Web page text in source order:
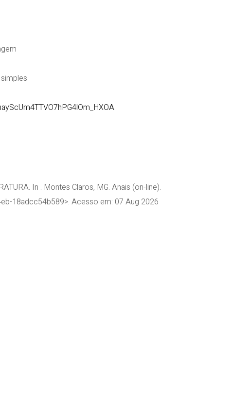
In . Montes Claros, MG. Anais (on-line).
18adcc54b589>. Acesso em: 07 Aug 2026